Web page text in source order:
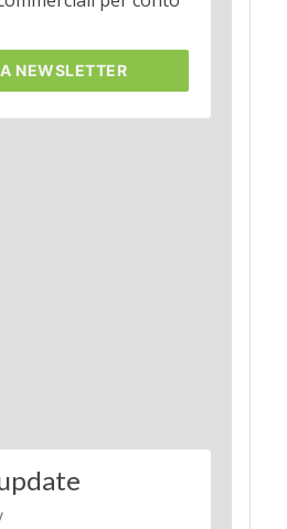
NEWSLETTER